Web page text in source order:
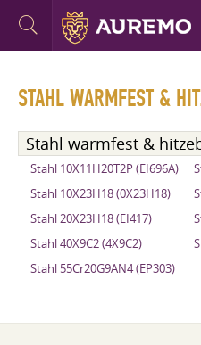
STAHL WARMFEST &
Stahl warmfest &
Stahl 10X11H20T2P (EI696A)
Stahl 10X23H18 (0X23H18)
Stahl 20X23H18 (EI417)
Stahl 40X9C2 (4X9C2)
Stahl 55Cr20G9AN4 (EP303)